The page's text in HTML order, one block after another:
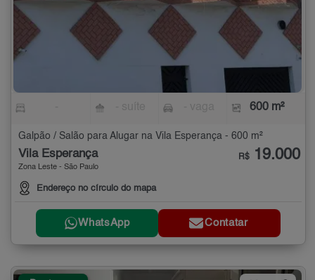
600 m²
Galpão / Salão para Alugar na Vila Esperança - 600 m²
Vila Esperança
Zona Leste - São Paulo
Endereço no círculo do mapa
R$ 19.000
WhatsApp Contatar